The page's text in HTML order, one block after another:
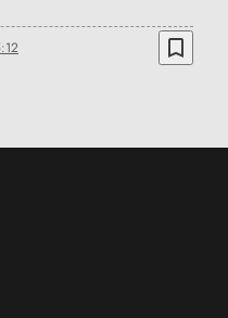
bookmark_border